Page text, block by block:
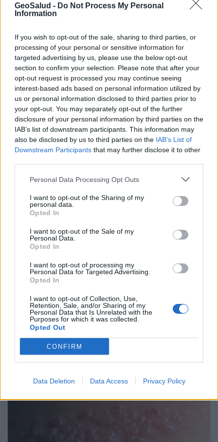
GeoSalud - Do Not Process My Personal
Information
If you wish to opt-out of the sale, sharing to third parties, or
processing of your personal or sensitive information for
targeted advertising by us, please use the below opt-out
section to confirm your selection. Please note that after your
opt-out request is processed you may continue seeing
interest-based ads based on personal information utilized by
us or personal information disclosed to third parties prior to
your opt-out. You may separately opt-out of the further
disclosure of your personal information by third parties on the
IAB’s list of downstream participants. This information may
also be disclosed by us to third parties on the IAB’s List of
Downstream Participants that may further disclose it to other
Personal Data Processing Opt Outs
I want to opt-out of the Sharing of my
personal data.
Opted In
I want to opt-out of the Sale of my
Personal Data.
Opted In
I want to opt-out of processing my
Personal Data for Targeted Advertising.
Opted In
I want to opt-out of Collection, Use,
Retention, Sale, and/or Sharing of my
Personal Data that Is Unrelated with the
Purposes for which it was collected.
Opted Out
CONFIRM
Data Deletion Data Access Privacy Policy
Cómo saber si tengo Diabetes?
Anuncios
La gripe aviar H5N1
Pregúntale al médico